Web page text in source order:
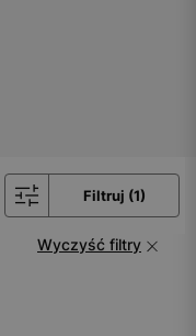
Filtruj (1)
Wyczyść filtry